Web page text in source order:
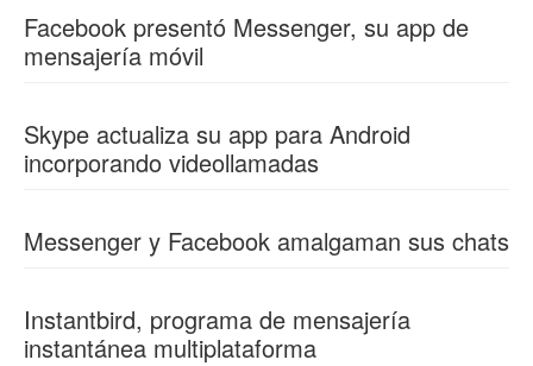
Facebook presentó Messenger, su app de
mensajería móvil
Skype actualiza su app para Android
incorporando videollamadas
Messenger y Facebook amalgaman sus chats
Instantbird, programa de mensajería
instantánea multiplataforma